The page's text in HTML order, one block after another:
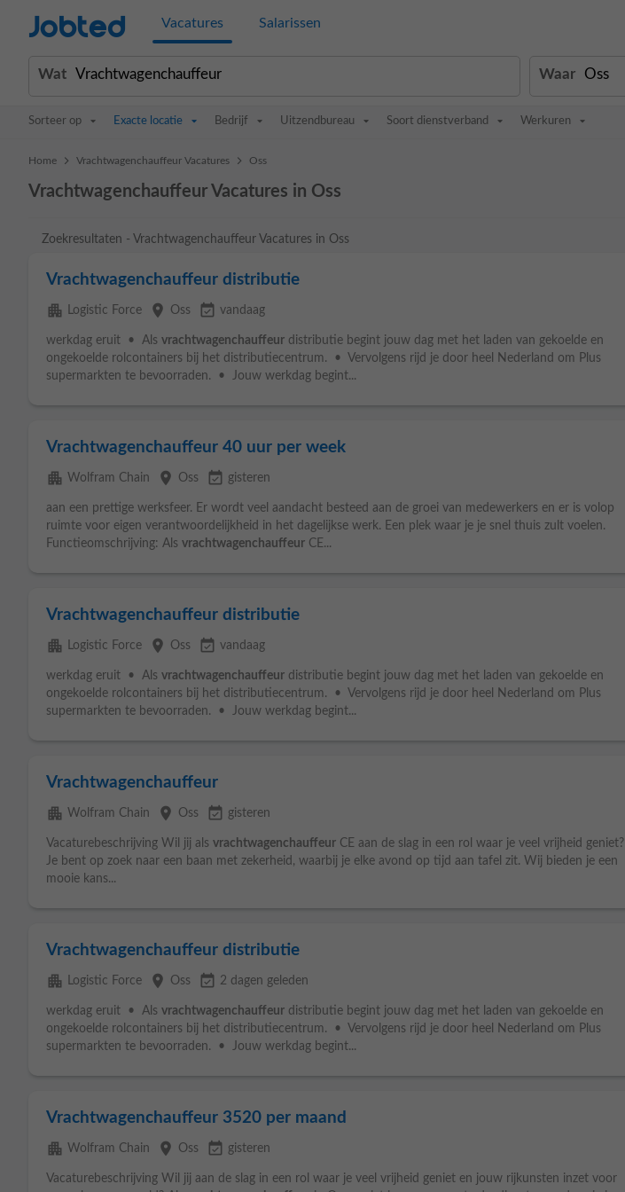
Jobted Vacatures Salarissen
Wat Waar
Sorteer op Exacte locatie Bedrijf Uitzendbureau Soort dienstverband Werkuren
Home > Vrachtwagenchauffeur Vacatures > Oss
Vrachtwagenchauffeur Vacatures in Oss
Zoekresultaten - Vrachtwagenchauffeur Vacatures in Oss
Vrachtwagenchauffeur distributie
apartment Logistic Force place Oss event_available vandaag
werkdag eruit • Als vrachtwagenchauffeur distributie begint jouw dag met het laden van gekoelde en
ongekoelde rolcontainers bij het distributiecentrum. • Vervolgens rijd je door heel Nederland om Plus
supermarkten te bevoorraden. • Jouw werkdag begint...
Vrachtwagenchauffeur 40 uur per week
apartment Wolfram Chain place Oss event_available gisteren
aan een prettige werksfeer. Er wordt veel aandacht besteed aan de groei van medewerkers en er is volop
ruimte voor eigen verantwoordelijkheid in het dagelijkse werk. Een plek waar je je snel thuis zult voelen.
Functieomschrijving: Als vrachtwagenchauffeur CE...
Vrachtwagenchauffeur distributie
apartment Logistic Force place Oss event_available vandaag
werkdag eruit • Als vrachtwagenchauffeur distributie begint jouw dag met het laden van gekoelde en
ongekoelde rolcontainers bij het distributiecentrum. • Vervolgens rijd je door heel Nederland om Plus
supermarkten te bevoorraden. • Jouw werkdag begint...
Vrachtwagenchauffeur
apartment Wolfram Chain place Oss event_available gisteren
Vacaturebeschrijving Wil jij als vrachtwagenchauffeur CE aan de slag in een rol waar je veel vrijheid geniet?
Je bent op zoek naar een baan met zekerheid, waarbij je elke avond op tijd aan tafel zit. Wij bieden je een
mooie kans...
Vrachtwagenchauffeur distributie
apartment Logistic Force place Oss event_available 2 dagen geleden
werkdag eruit • Als vrachtwagenchauffeur distributie begint jouw dag met het laden van gekoelde en
ongekoelde rolcontainers bij het distributiecentrum. • Vervolgens rijd je door heel Nederland om Plus
supermarkten te bevoorraden. • Jouw werkdag begint...
Vrachtwagenchauffeur 3520 per maand
apartment Wolfram Chain place Oss event_available gisteren
Vacaturebeschrijving Wil jij aan de slag in een rol waar je veel vrijheid geniet en jouw rijkunsten inzet voor